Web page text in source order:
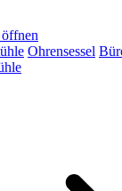
Ohrensessel